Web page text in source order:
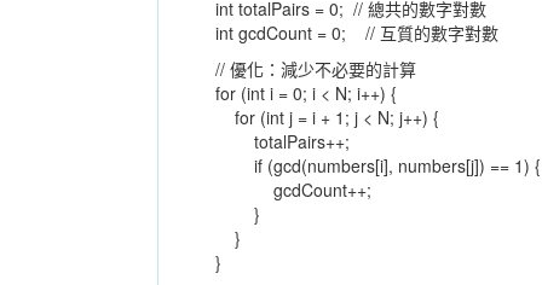
int totalPairs = 0; // 總共的數字對數
int gcdCount = 0; // 互質的數字對數
// 優化：減少不必要的計算
for (int i = 0; i < N; i++) {
for (int j = i + 1; j < N; j++) {
totalPairs++;
if (gcd(numbers[i], numbers[j]) == 1) {
gcdCount++;
}
}
}